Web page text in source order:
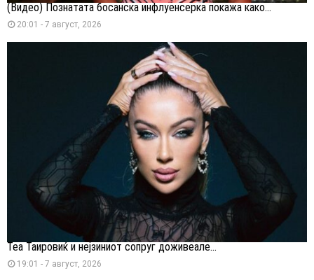
(Видео) Познатата босанска инфлуенсерка покажа како...
20:01 - 7 август, 2026
Теа Таировиќ и нејзиниот сопруг доживеале...
19:01 - 7 август, 2026